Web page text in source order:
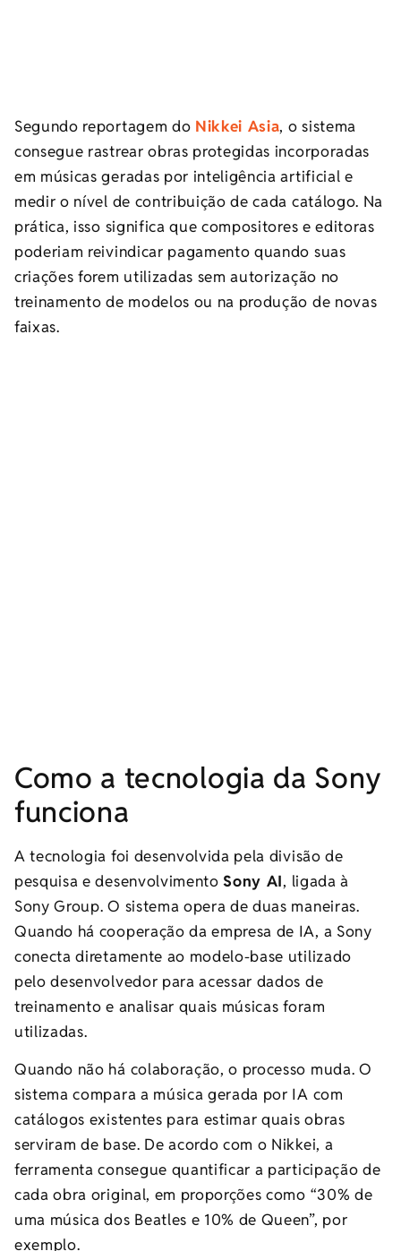
Segundo reportagem do Nikkei Asia, o sistema
consegue rastrear obras protegidas incorporadas
em músicas geradas por inteligência artificial e
medir o nível de contribuição de cada catálogo. Na
prática, isso significa que compositores e editoras
poderiam reivindicar pagamento quando suas
criações forem utilizadas sem autorização no
treinamento de modelos ou na produção de novas
faixas.
Como a tecnologia da Sony
funciona
A tecnologia foi desenvolvida pela divisão de
pesquisa e desenvolvimentoSony AI, ligada à
Sony Group. O sistema opera de duas maneiras.
Quando há cooperação da empresa de IA, a Sony
conecta diretamente ao modelo-base utilizado
pelo desenvolvedor para acessar dados de
treinamento e analisar quais músicas foram
utilizadas.
Quando não há colaboração, o processo muda. O
sistema compara a música gerada por IA com
catálogos existentes para estimar quais obras
serviram de base. De acordo com o Nikkei, a
ferramenta consegue quantificar a participação de
cada obra original, em proporções como “30% de
uma música dos Beatles e 10% de Queen”, por
exemplo.